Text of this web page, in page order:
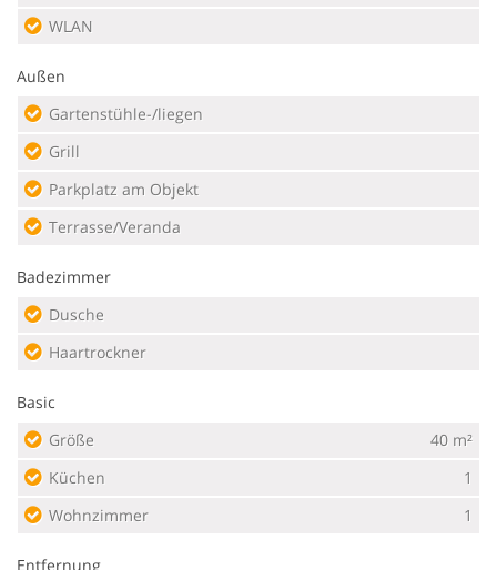
WLAN
Außen
Gartenstühle-/liegen
Grill
Parkplatz am Objekt
Terrasse/Veranda
Badezimmer
Dusche
Haartrockner
Basic
Größe
40 m²
Küchen
1
Wohnzimmer
1
Entfernung